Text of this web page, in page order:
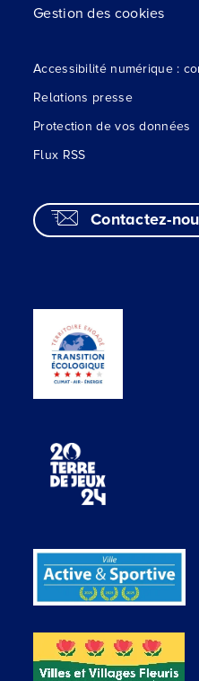
Gestion des cookies
Accessibilité numérique :
Relations presse
Protection de vos données
Flux RSS
Contactez-